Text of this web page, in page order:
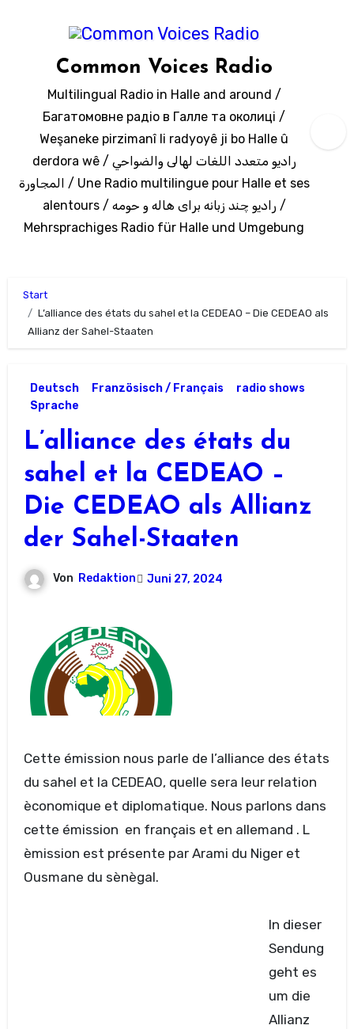
Common Voices Radio
Multilingual Radio in Halle and around /
Багатомовне радіо в Галле та околиці /
Weşaneke pirzimanî li radyoyê ji bo Halle û
derdora wê / راديو متعدد اللغات لهالى والضواحي
المجاورة / Une Radio multilingue pour Halle et ses
alentours / رادیو چند زبانه برای هاله و حومه /
Mehrsprachiges Radio für Halle und Umgebung
Start
L’alliance des états du sahel et la CEDEAO – Die CEDEAO als
Allianz der Sahel-Staaten
Deutsch Französisch / Français
radio shows
Sprache
L’alliance des états du
sahel et la CEDEAO –
Die CEDEAO als Allianz
der Sahel-Staaten
Von Redaktion Juni 27, 2024
Cette émission nous parle de l’alliance des états
du sahel et la CEDEAO, quelle sera leur relation
èconomique et diplomatique. Nous parlons dans
cette émission en français et en allemand . L
èmission est présente par Arami du Niger et
Ousmane du sènègal.
In dieser
Sendung
geht es
um die
Allianz